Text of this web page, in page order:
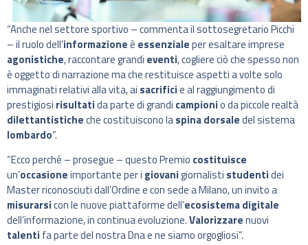
“Anche nel settore sportivo – commenta il sottosegretario Picchi
– il ruolo dell’informazioneè essenzialeper esaltare imprese
agonistiche, raccontare grandi eventi, cogliere ciò che spesso non
è oggetto di narrazione ma che restituisce aspetti a volte solo
immaginati relativi alla vita, ai sacrificie al raggiungimento di
prestigiosi risultatida parte di grandi campionio da piccole realtà
dilettantisticheche costituiscono laspina dorsaledel sistema
lombardo”.
“Ecco perché – prosegue – questo Premio costituisce
un’occasioneimportante per i giovanigiornalisti studentidei
Master riconosciuti dall’Ordine e con sede a Milano, un invito a
misurarsicon le nuove piattaforme dell’ecosistema digitale
dell’informazione, in continua evoluzione.Valorizzarenuovi
talenti fa parte del nostra Dna e ne siamo orgogliosi”.